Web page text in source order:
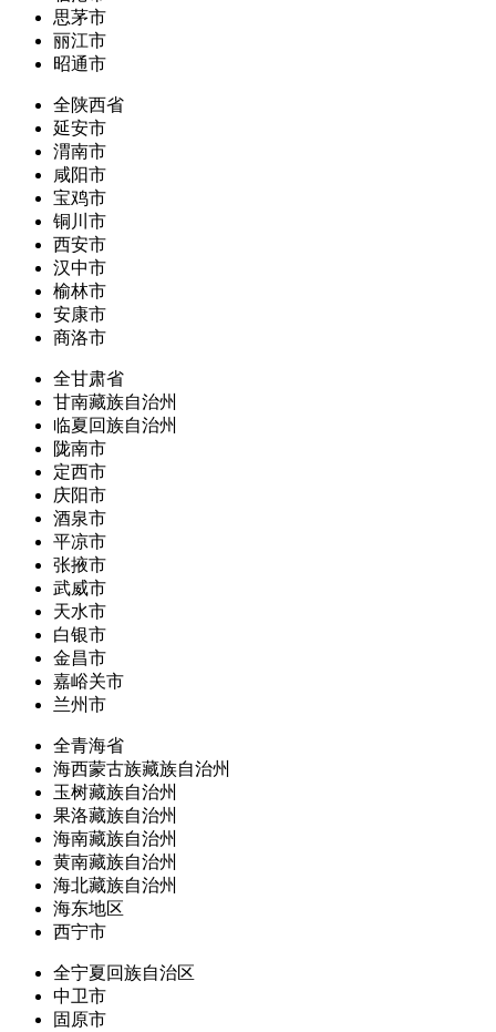
思茅市
丽江市
昭通市
全陕西省
延安市
渭南市
咸阳市
宝鸡市
铜川市
西安市
汉中市
榆林市
安康市
商洛市
全甘肃省
甘南藏族自治州
临夏回族自治州
陇南市
定西市
庆阳市
酒泉市
平凉市
张掖市
武威市
天水市
白银市
金昌市
嘉峪关市
兰州市
全青海省
海西蒙古族藏族自治州
玉树藏族自治州
果洛藏族自治州
海南藏族自治州
黄南藏族自治州
海北藏族自治州
海东地区
西宁市
全宁夏回族自治区
中卫市
固原市